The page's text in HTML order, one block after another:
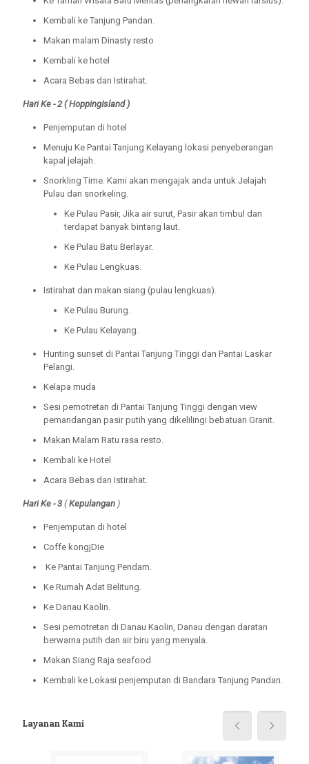
Kembali ke Tanjung Pandan.
Makan malam Dinasty resto
Kembali ke hotel
Acara Bebas dan Istirahat.
Hari Ke - 2 ( HoppingIsland )
Penjemputan di hotel
Menuju Ke Pantai Tanjung Kelayang lokasi penyeberangan
kapal jelajah.
Snorkling Time. Kami akan mengajak anda untuk Jelajah
Pulau dan snorkeling.
Ke Pulau Pasir, Jika air surut, Pasir akan timbul dan
terdapat banyak bintang laut.
Ke Pulau Batu Berlayar.
Ke Pulau Lengkuas.
Istirahat dan makan siang (pulau lengkuas).
Ke Pulau Burung.
Ke Pulau Kelayang.
Hunting sunset di Pantai Tanjung Tinggi dan Pantai Laskar
Pelangi.
Kelapa muda
Sesi pemotretan di Pantai Tanjung Tinggi dengan view
pemandangan pasir putih yang dikelilingi bebatuan Granit.
Makan Malam Ratu rasa resto.
Kembali ke Hotel
Acara Bebas dan Istirahat.
Hari Ke - 3 (Kepulangan )
Penjemputan di hotel
Coffe kongjDie
Ke Pantai Tanjung Pendam.
Ke Rumah Adat Belitung.
Ke Danau Kaolin.
Sesi pemotretan di Danau Kaolin, Danau dengan daratan
berwarna putih dan air biru yang menyala.
Makan Siang Raja seafood
Kembali ke Lokasi penjemputan di Bandara Tanjung Pandan.
Layanan Kami